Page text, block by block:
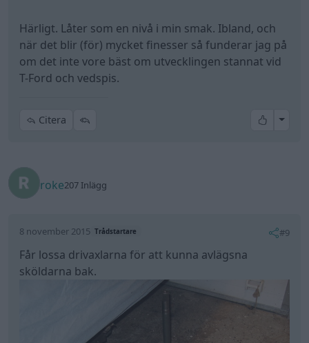
8 november 2015 Trådstartare #9
Får lossa drivaxlarna för att kunna avlägsna
sköldarna bak.